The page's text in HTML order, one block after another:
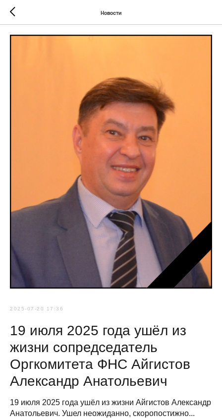
Новости
2025-07-20 17:36
19 июля 2025 года ушёл из
жизни сопредседатель
Оргкомитета ФНС Айгистов
Александр Анатольевич
19 июля 2025 года ушёл из жизни Айгистов Александр
Анатольевич. Ушел неожиданно, скоропостижно...